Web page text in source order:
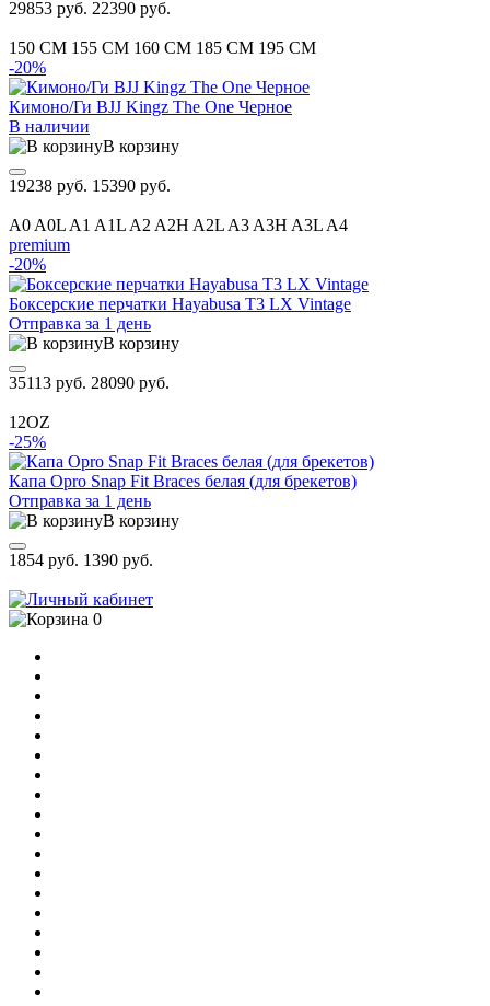
29853 руб. 22390 руб.
150 CM 155 CM 160 CM 185 CM 195 CM
-20%
Кимоно/Ги BJJ Kingz The One Черное
В наличии
В корзину
19238 руб. 15390 руб.
A0 A0L A1 A1L A2 A2H A2L A3 A3H A3L A4
premium
-20%
Боксерские перчатки Hayabusa T3 LX Vintage
Отправка за 1 день
В корзину
35113 руб. 28090 руб.
12OZ
-25%
Капа Opro Snap Fit Braces белая (для брекетов)
Отправка за 1 день
В корзину
1854 руб. 1390 руб.
0